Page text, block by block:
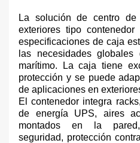
La solución de centro de
exteriores tipo
especificaciones de caja
las necesidades
marítimo. La caja tiene
protección y se puede
de aplicaciones en
El contenedor integra
de energía UPS, aires
montados en la
seguridad, protección